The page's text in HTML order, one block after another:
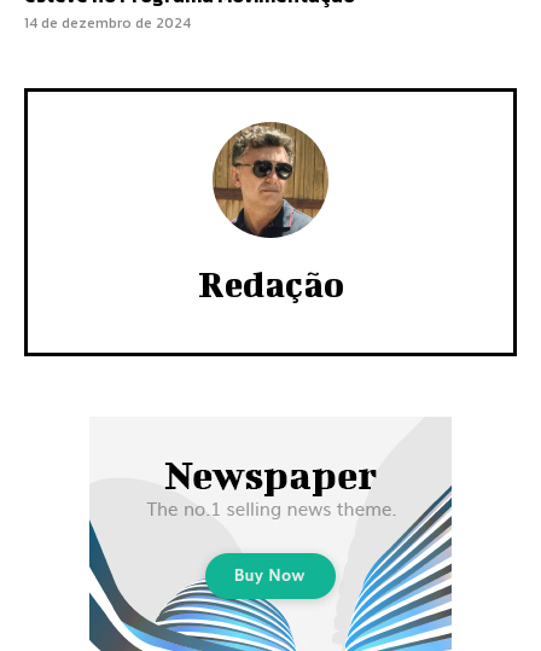
14 de dezembro de 2024
Redação